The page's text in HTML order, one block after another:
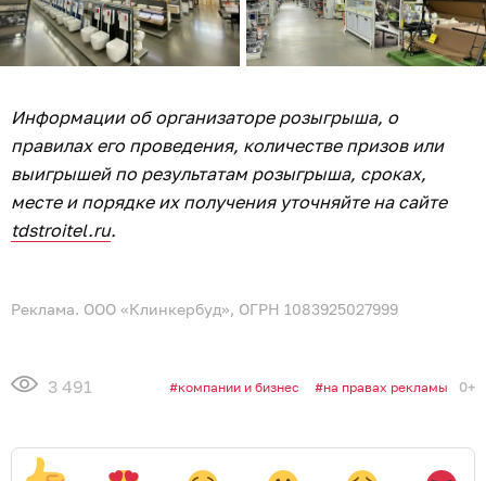
Информации об организаторе розыгрыша, о
правилах его проведения, количестве призов или
выигрышей по результатам розыгрыша, сроках,
месте и порядке их получения уточняйте на сайте
tdstroitel.ru.
Реклама. ООО «Клинкербуд», ОГРН 1083925027999
3 491 компании и бизнес на правах рекламы 0+